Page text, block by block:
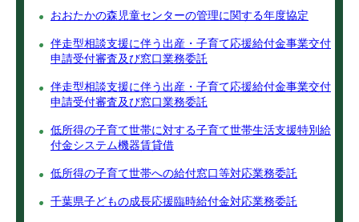
おおたかの森児童センターの管理に関する年度協定
伴走型相談支援に伴う出産・子育て応援給付金事業交付
申請受付審査及び窓口業務委託
伴走型相談支援に伴う出産・子育て応援給付金事業交付
申請受付審査及び窓口業務委託
低所得の子育て世帯に対する子育て世帯生活支援特別給
付金システム機器賃貸借
低所得の子育て世帯への給付窓口等対応業務委託
千葉県子どもの成長応援臨時給付金対応業務委託